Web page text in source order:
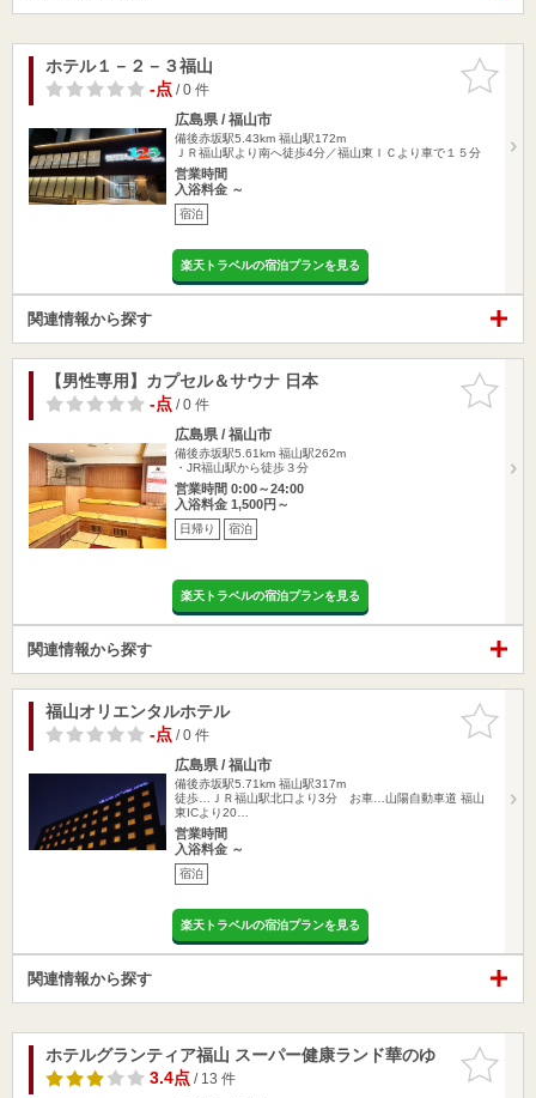
お気に入
りに追加
ホテル１－２－３福山
-点/ 0 件
広島県 / 福山市
備後赤坂駅5.43km 福山駅172m
ＪＲ福山駅より南へ徒歩4分／福山東ＩＣより車で１５分
営業時間
入浴料金 ～
宿泊
楽天トラベルの宿泊プランを見る
関連情報から探す
お気に入
りに追加
【男性専用】カプセル＆サウナ 日本
-点/ 0 件
広島県 / 福山市
備後赤坂駅5.61km 福山駅262m
・JR福山駅から徒歩３分
営業時間 0:00～24:00
入浴料金 1,500円～
日帰り 宿泊
楽天トラベルの宿泊プランを見る
関連情報から探す
お気に入
りに追加
福山オリエンタルホテル
-点/ 0 件
広島県 / 福山市
備後赤坂駅5.71km 福山駅317m
徒歩…ＪＲ福山駅北口より3分 お車…山陽自動車道 福山
東ICより20…
営業時間
入浴料金 ～
宿泊
楽天トラベルの宿泊プランを見る
関連情報から探す
お気に入
りに追加
ホテルグランティア福山 スーパー健康ランド華のゆ
3.4点/ 13 件